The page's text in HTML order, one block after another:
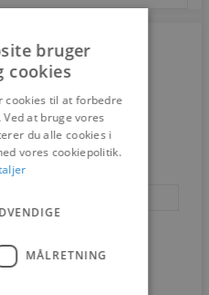
bruger
cookies
cookies til at forbedre
at bruge vores
du alle cookies i
vores cookiepolitik.
MÅLRETNING